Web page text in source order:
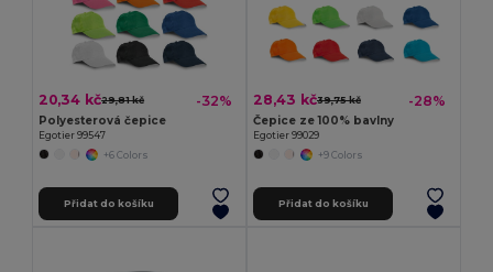
20,34 kč29,81 kč -32%
Polyesterová čepice
Egotier 99547
+6 Colors
Přidat do košíku
28,43 kč39,75 kč -28%
Čepice ze 100% bavlny
Egotier 99029
+9 Colors
Přidat do košíku